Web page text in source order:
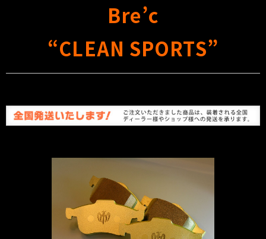
Bre’c
“CLEAN SPORTS”